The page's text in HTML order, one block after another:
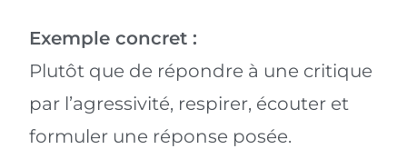
Exemple concret :
Plutôt que de répondre à une critique
par l’agressivité, respirer, écouter et
formuler une réponse posée.